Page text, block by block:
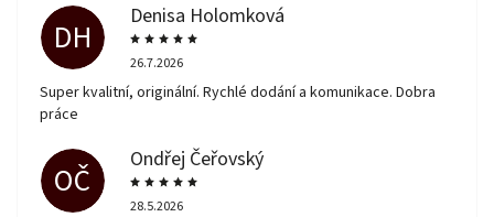
DH
Denisa Holomková
26.7.2026
Super kvalitní, originální. Rychlé dodání a komunikace. Dobra
práce
OČ
Ondřej Čeřovský
28.5.2026